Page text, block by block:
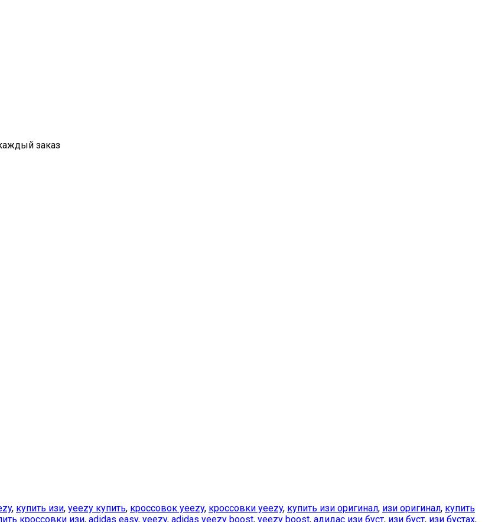
заказ
, купить изи, yeezy купить, кроссовок yeezy, кроссовки yeezy, купить изи оригинал, изи оригинал, купить
кроссовки изи, adidas easy, yeezy, adidas yeezy boost, yeezy boost, адидас изи буст, изи буст, изи бустах,